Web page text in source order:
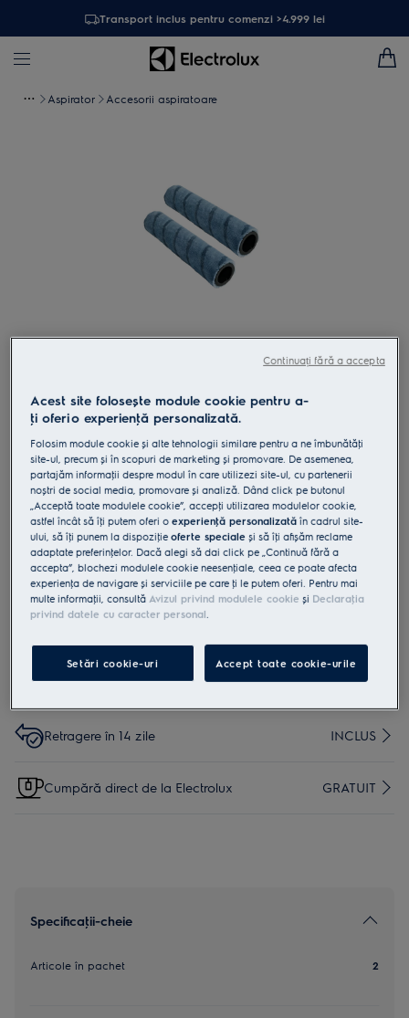
Transport inclus pentru comenzi >4.999 lei
Aspirator Accesorii aspiratoare
ZE191
Role spălare
0 (0)
Livrare inclusă pentru comenzi mai mari de 4999
15 lei
Retragere în 14 zile INCLUS
Cumpără direct de la Electrolux GRATUIT
Specificaţii-cheie
Articole în pachet 2
Acest site folosește module cookie pentru a-
ţi oferi o experienţă personalizată.
Folosim module cookie și alte tehnologii similare pentru a ne îmbunătăţi
site-ul, precum și în scopuri de marketing și promovare. De asemenea,
partajăm informaţii despre modul în care utilizezi site-ul, cu partenerii
noștri de social media, promovare și analiză. Dând click pe butonul
„Acceptă toate modulele cookie”, accepţi utilizarea modulelor cookie,
astfel încât să îţi putem oferi oexperienţă personalizată în cadrul site-
ului, să îţi punem la dispoziţieoferte speciale și să îţi afișăm reclame
adaptate preferinţelor. Dacă alegi să dai click pe „Continuă fără a
accepta”, blochezi modulele cookie neesenţiale, ceea ce poate afecta
experienţa de navigare și serviciile pe care ţi le putem oferi. Pentru mai
multe informaţii, consultă Avizul privind modulele cookie și Declaraţia
privind datele cu caracter personal.
Setări cookie-uri Accept toate cookie-urile
Continuați fără a accepta